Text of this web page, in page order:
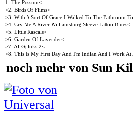
1. The Possum<
>2. Birds Of Flims<
>3. With A Sort Of Grace I Walked To The Bathroom
>4. Cry Me A River Williamsburg Sleeve Tattoo Blues<
>5. Little Rascals<
>6. Garden Of Lavender<
>7. Ali/Spinks 2<
>8. This Is My First Day And I'm Indian And I Work At
noch mehr von Sun